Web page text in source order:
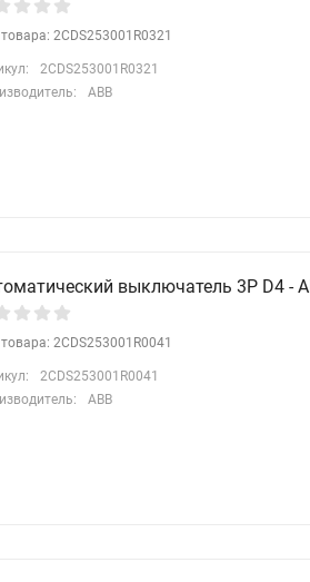
2CDS253001R0321
2CDS253001R0321
ABB
выключатель 3P D4 -
2CDS253001R0041
2CDS253001R0041
ABB